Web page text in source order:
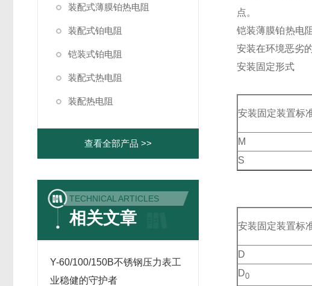
装配式薄膜铂热电阻
装配式铂电阻
铠装式铂电阻
装配式热电阻
装配热电阻
查看全部产品 >>
TECHNICAL ARTICLES
相关文章
Y-60/100/150B不锈钢压力表工
业稳健的守护者
点。
铠装薄膜铂热电
安装在环境恶劣
安装固定形式
安装固定装置标
M
S
安装固定装置标
D
D0